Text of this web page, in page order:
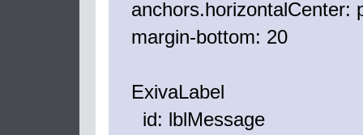
anchors.horizontalCenter:
margin-bottom: 20
ExivaLabel
id: lblMessage